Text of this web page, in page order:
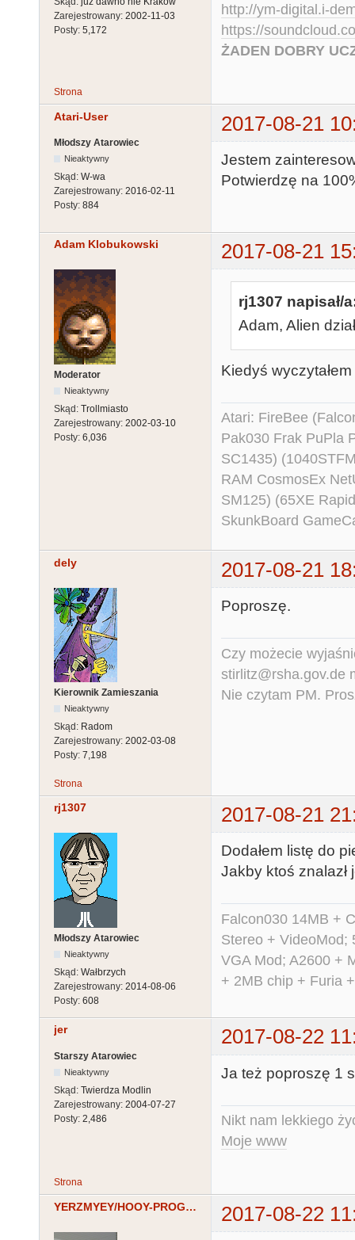
Zarejestrowany: 2002-11-03
Posty: 5,172
http://ym-digital.i-
https://
ŻADEN DOBRY
Strona
Atari-User 2017-08-21
Młodszy Atarowiec
Nieaktywny
Skąd: W-wa
Zarejestrowany: 2016-02-11
Posty: 884
Jestem
Potwierdzę na
Adam Klobukowski 2017-08-21
Moderator
Nieaktywny
Skąd: Trollmiasto
Zarejestrowany: 2002-03-10
Posty: 6,036
rj1307 napisał/
Adam, Alien
Kiedyś
Atari: FireBee
Pak030 Frak PuPla
SC1435)
RAM CosmosEx
SM125) (65XE
SkunkBoard
dely 2017-08-21
Kierownik Zamieszania
Nieaktywny
Skąd: Radom
Zarejestrowany: 2002-03-08
Posty: 7,198
Poproszę.
Czy możecie
stirlitz@rsha.gov.de
Nie czytam PM.
Strona
rj1307 2017-08-21
Młodszy Atarowiec
Nieaktywny
Skąd: Wałbrzych
Zarejestrowany: 2014-08-06
Posty: 608
Dodałem listę do
Jakby ktoś
Falcon030 14MB +
Stereo + VideoMod;
VGA Mod; A2600 +
+ 2MB chip + Furia
jer 2017-08-22
Starszy Atarowiec
Nieaktywny
Skąd: Twierdza Modlin
Zarejestrowany: 2004-07-27
Posty: 2,486
Ja też poproszę 1
Nikt nam lekkiego
Moje www
Strona
YERZMYEY/HOOY-PROGRAM 2017-08-22